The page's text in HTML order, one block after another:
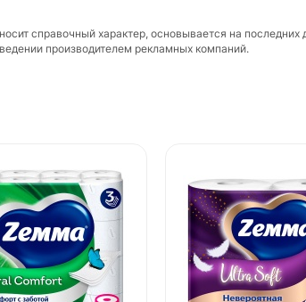
справочный характер, основывается на
производителем рекламных компаний.